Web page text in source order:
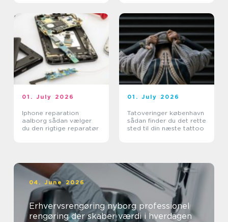
01. July 2026
Iphone reparation
aalborg sådan vælger
du den rigtige reparatør
01. July 2026
Tatoveringer københavn
sådan finder du det rette
sted til din næste tattoo
04. June 2026
Erhvervsrengøring nyborg professionel
rengøring der skaber værdi i hverdagen